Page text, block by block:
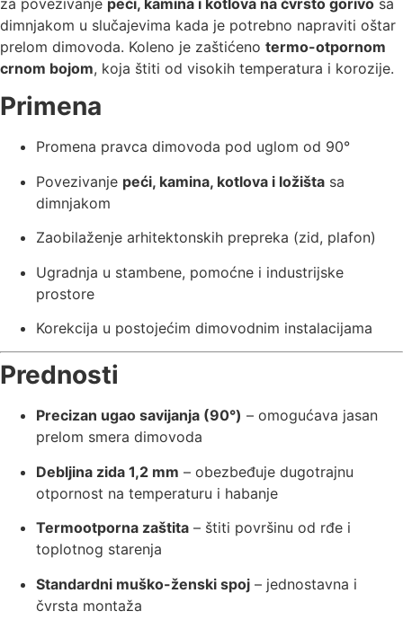
za povezivanje peći, kamina i kotlova na čvrsto gorivo sa
dimnjakom u slučajevima kada je potrebno napraviti oštar
prelom dimovoda. Koleno je zaštićeno termo-otpornom
crnom bojom, koja štiti od visokih temperatura i korozije.
Primena
Promena pravca dimovoda pod uglom od 90°
Povezivanje peći, kamina, kotlova i ložišta sa
dimnjakom
Zaobilaženje arhitektonskih prepreka (zid, plafon)
Ugradnja u stambene, pomoćne i industrijske
prostore
Korekcija u postojećim dimovodnim instalacijama
Prednosti
Precizan ugao savijanja (90°) – omogućava jasan
prelom smera dimovoda
Debljina zida 1,2 mm – obezbeđuje dugotrajnu
otpornost na temperaturu i habanje
Termootporna zaštita – štiti površinu od rđe i
toplotnog starenja
Standardni muško-ženski spoj – jednostavna i
čvrsta montaža